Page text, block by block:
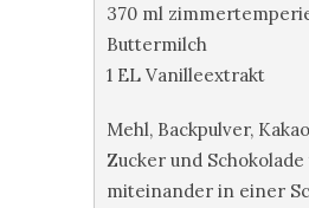
370 ml
Buttermilch
1 EL Vanilleextrakt
Mehl, Backpulver,
Zucker und
miteinander in einer